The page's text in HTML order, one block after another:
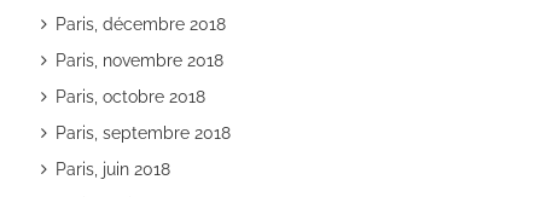
Paris, décembre 2018
Paris, novembre 2018
Paris, octobre 2018
Paris, septembre 2018
Paris, juin 2018